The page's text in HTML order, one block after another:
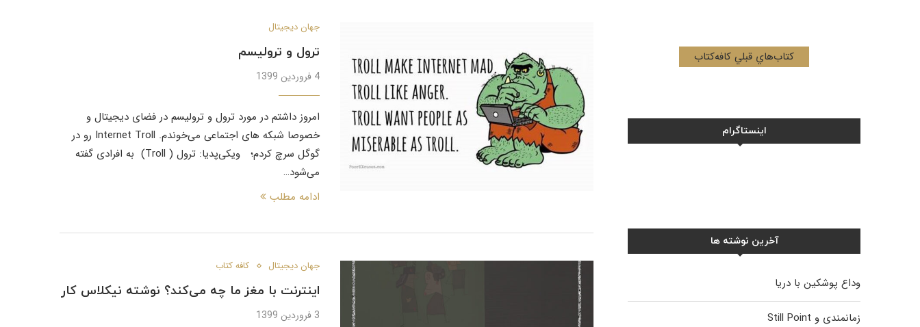
جهان دیجیتال
ترول و ترولیسم
4 فروردین 1399
امروز داشتم در مورد ترول‌ و ترولیسم در فضای دیجیتال و
خصوصا شبکه‌ های اجتماعی می‌خوندم. Internet Troll رو در
گوگل سرچ کردم؛ ویکی‌پدیا: ترول ( Troll) به افرادی گفته
می‌شود…
ادامه مطلب
جهان دیجیتال کافه کتاب
اینترنت با مغز ما چه می‌کند؟ نوشته نیکلاس کار
3 فروردین 1399
کتاب‌هاي قبلي کافه‌کتاب
اینستاگرام
آخرین نوشته ها
وداع پوشکین با دریا
زمانمندی و Still Point